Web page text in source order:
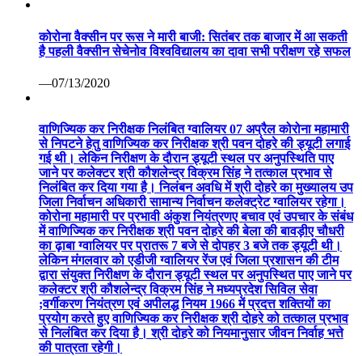
कोरोना वैक्सीन पर रूस ने मारी बाजी: सितंबर तक बाजार में आ सकती
है पहली वैक्सीन सेचेनोव विश्वविद्यालय का दावा सभी परीक्षण रहे सफल
—07/13/2020
वाणिज्यिक कर निरीक्षक निलंबित ग्वालियर 07 अप्रैल कोरोना महामारी
से निपटने हेतु वाणिज्यिक कर निरीक्षक श्री पवन दोहरे की ड्यूटी लगाई
गई थी। लेकिन निरीक्षण के दौरान ड्यूटी स्थल पर अनुपस्थिति पाए
जाने पर कलेक्टर श्री कौशलेन्द्र विक्रम सिंह ने तत्काल प्रभाव से
निलंबित कर दिया गया है। निलंबन अवधि में श्री दोहरे का मुख्यालय उप
जिला निर्वाचन अधिकारी सामान्य निर्वाचन कलेक्ट्रेट ग्वालियर रहेगा।
कोरोना महामारी पर प्रभावी अंकुश नियंत्रणए बचाव एवं उपचार के संबंध
में वाणिज्यिक कर निरीक्षक श्री पवन दोहरे की बेला की बावड़ीए चौधरी
का ढ़ाबा ग्वालियर पर प्रातरू 7 बजे से दोपहर 3 बजे तक ड्यूटी थी।
लेकिन मंगलवार को एडीजी ग्वालियर रेंज एवं जिला प्रशासन की टीम
द्वारा संयुक्त निरीक्षण के दौरान ड्यूटी स्थल पर अनुपस्थित पाए जाने पर
कलेक्टर श्री कौशलेन्द्र विक्रम सिंह ने मध्यप्रदेश सिविल सेवा
;वर्गीकरण नियंत्रण एवं अपीलद्ध नियम 1966 में प्रदत्त शक्तियों का
प्रयोग करते हुए वाणिज्यिक कर निरीक्षक श्री दोहरे को तत्काल प्रभाव
से निलंबित कर दिया है। श्री दोहरे को नियमानुसार जीवन निर्वाह भत्ते
की पात्रता रहेगी।